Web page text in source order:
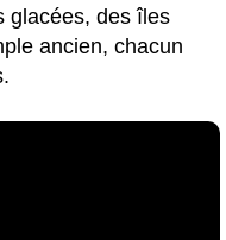
glacées, des îles
ancien, chacun